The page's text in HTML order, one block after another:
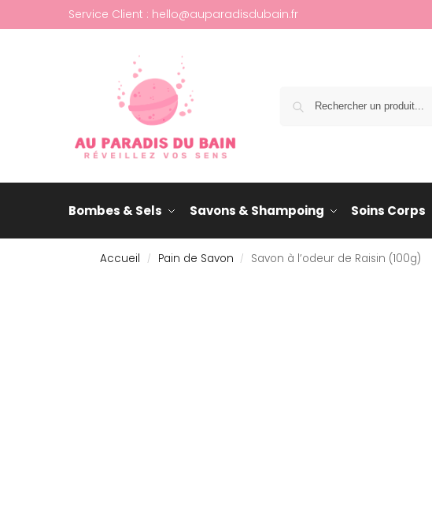
Service Client : hello@auparadisdubain.fr
Bombes & Sels Savons & Shampoing Soins Corps
Accueil / Pain de Savon / Savon à l’odeur de Raisin (100g)